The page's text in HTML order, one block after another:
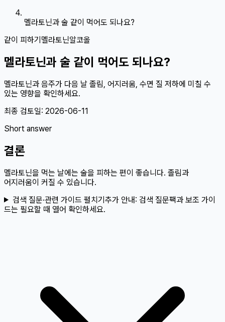
멜라토닌과 술 같이 먹어도 되나요?
같이 피하기멜라토닌알코올
멜라토닌과 술 같이 먹어도 되나요?
멜라토닌과 음주가 다음 날 졸림, 어지러움, 수면 질 저하에 미칠 수
있는 영향을 확인하세요.
최종 검토일: 2026-06-11
Short answer
결론
멜라토닌을 먹는 날에는 술을 피하는 편이 좋습니다. 졸림과
어지러움이 커질 수 있습니다.
검색 질문·관련 가이드 펼치기추가 안내: 검색 질문팩과 보조 가이
드는 필요할 때 열어 확인하세요.